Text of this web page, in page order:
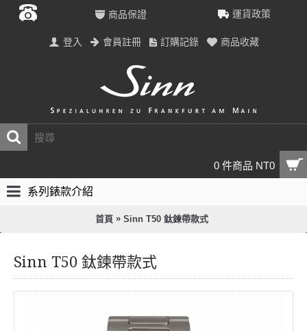
商品保證 運貨政策
登入 會員註冊 訂購記錄 商品收藏
0 件商品 NT0
系列錶款介紹
首頁 » Sinn T50 鈦鍊帶款式
Sinn T50 鈦鍊帶款式